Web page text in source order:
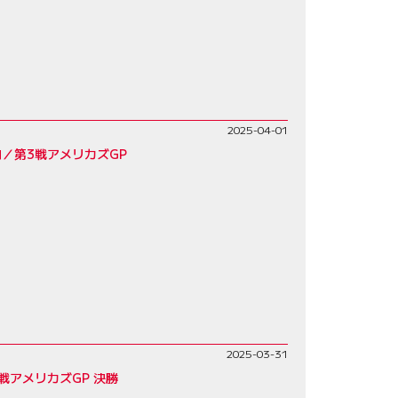
2025-04-01
第3戦アメリカズGP
2025-03-31
アメリカズGP 決勝